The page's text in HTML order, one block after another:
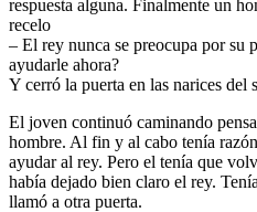
respuesta alguna. Finalmente un
recelo
– El rey nunca se preocupa por su
ayudarle ahora?
Y cerró la puerta en las narices del
El joven continuó caminando
hombre. Al fin y al cabo tenía
ayudar al rey. Pero el tenía que
había dejado bien claro el rey.
llamó a otra puerta.